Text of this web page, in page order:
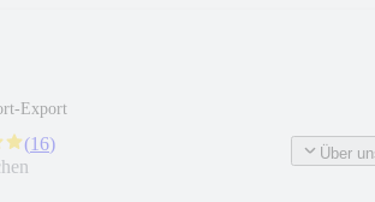
Export
(16)
Über